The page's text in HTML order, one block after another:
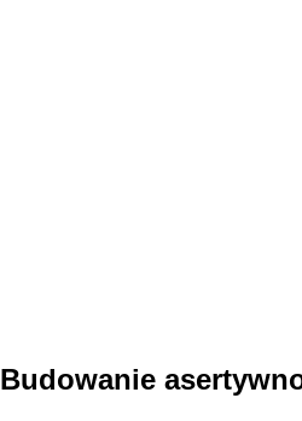
Budowanie